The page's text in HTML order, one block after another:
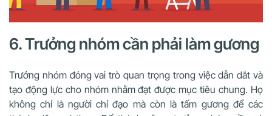
6. Trưởng nhóm cần phải làm gương
Trưởng nhóm đóng vai trò quan trọng trong việc dẫn dắt và
tạo động lực cho nhóm nhằm đạt được mục tiêu chung. Họ
không chỉ là người chỉ đạo mà còn là tấm gương để các